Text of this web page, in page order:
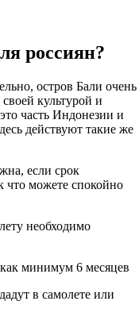
россиян?
остров Бали очень
культурой и
часть Индонезии и
действуют такие же
если срок
что можете спокойно
необходимо
минимум 6 месяцев
в самолете или